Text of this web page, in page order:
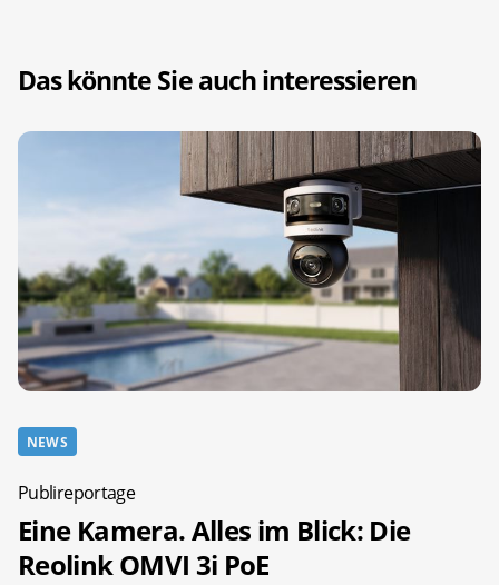
Das könnte Sie auch interessieren
NEWS
Publireportage
Eine Kamera. Alles im Blick: Die
Reolink OMVI 3i PoE